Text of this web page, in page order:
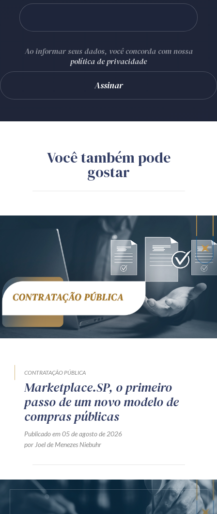
Ao informar seus dados, você concorda com nossa
política de privacidade
Você também pode
gostar
CONTRATAÇÃO PÚBLICA
Marketplace.SP, o primeiro
passo de um novo modelo de
compras públicas
Publicado em 05 de agosto de 2026
por Joel de Menezes Niebuhr